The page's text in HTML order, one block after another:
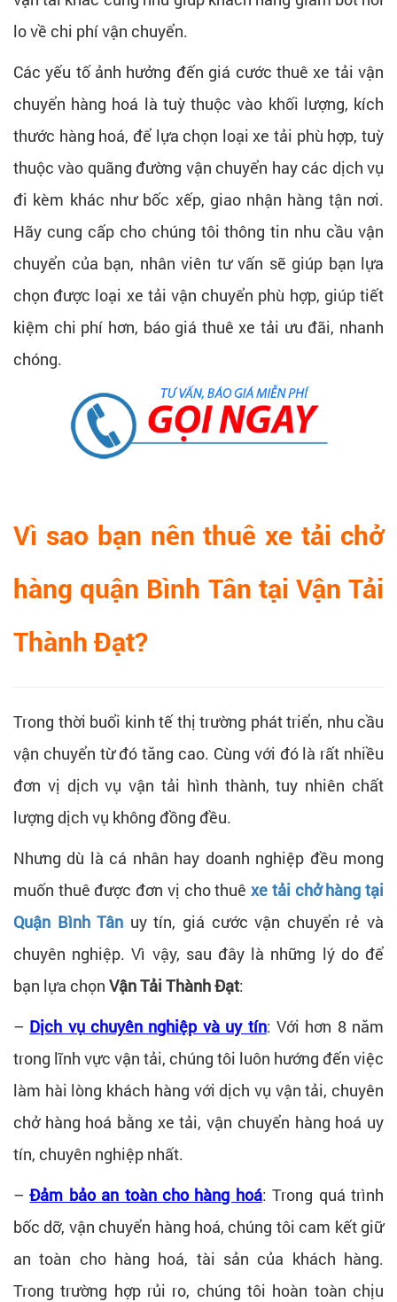
lo về chi phí vận chuyển.
Các yếu tố ảnh hưởng đến giá cước thuê xe tải vận
chuyển hàng hoá là tuỳ thuộc vào khối lượng, kích
thước hàng hoá, để lựa chọn loại xe tải phù hợp, tuỳ
thuộc vào quãng đường vận chuyển hay các dịch vụ
đi kèm khác như bốc xếp, giao nhận hàng tận nơi.
Hãy cung cấp cho chúng tôi thông tin nhu cầu vận
chuyển của bạn, nhân viên tư vấn sẽ giúp bạn lựa
chọn được loại xe tải vận chuyển phù hợp, giúp tiết
kiệm chi phí hơn, báo giá thuê xe tải ưu đãi, nhanh
chóng.
Vì sao bạn nên thuê xe tải chở
hàng quận Bình Tân tại Vận Tải
Thành Đạt?
Trong thời buổi kinh tế thị trường phát triển, nhu cầu
vận chuyển từ đó tăng cao. Cùng với đó là rất nhiều
đơn vị dịch vụ vận tải hình thành, tuy nhiên chất
lượng dịch vụ không đồng đều.
Nhưng dù là cá nhân hay doanh nghiệp đều mong
muốn thuê được đơn vị cho thuêxe tải chở hàng tại
Quận Bình Tân uy tín, giá cước vận chuyển rẻ và
chuyên nghiệp. Vì vậy, sau đây là những lý do để
bạn lựa chọn Vận Tải Thành Đạt:
– Dịch vụ chuyên nghiệp và uy tín: Với hơn 8 năm
trong lĩnh vực vận tải, chúng tôi luôn hướng đến việc
làm hài lòng khách hàng với dịch vụ vận tải, chuyên
chở hàng hoá bằng xe tải, vận chuyển hàng hoá uy
tín, chuyên nghiệp nhất.
–Đảm bảo an toàn cho hàng hoá: Trong quá trình
bốc dỡ, vận chuyển hàng hoá, chúng tôi cam kết giữ
an toàn cho hàng hoá, tài sản của khách hàng.
Trong trường hợp rủi ro, chúng tôi hoàn toàn chịu